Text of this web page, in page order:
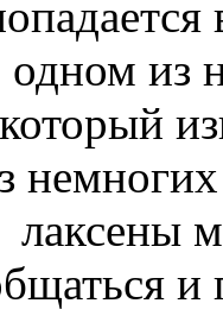
одном из
который
лаксены
и